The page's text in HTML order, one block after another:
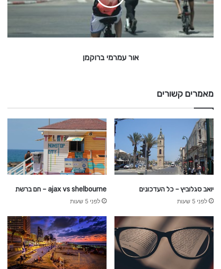
יר
י
ב
אור עמרמי ברוקמן
מאמרים קשורים
יואב סגלוביץ – כל העדכונים
לפני 5 שעות
ajax vs shelbourne – חם ברשת
לפני 5 שעות